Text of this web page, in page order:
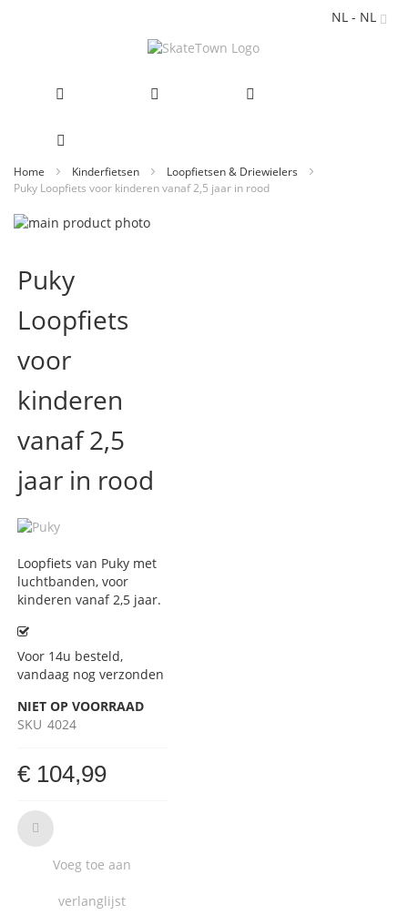
NL - NL
Ga
naar
inhoud
Home Kinderfietsen
Loopfietsen & Driewielers
Puky Loopfiets voor kinderen vanaf 2,5 jaar in rood
Ga
einde
van
de
afbeeldingen-
het
begin
van
de
gallerij
Puky
Loopfiets
voor
kinderen
vanaf 2,5
jaar in rood
Loopfiets van Puky met
luchtbanden, voor
kinderen vanaf 2,5 jaar.
Voor 14u besteld,
vandaag nog verzonden
NIET OP VOORRAAD
SKU 4024
€ 104,99
Voeg toe aan
verlanglijst